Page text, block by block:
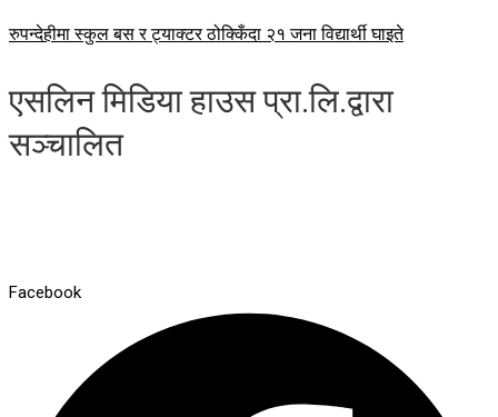
रुपन्देहीमा स्कुल बस र ट्याक्टर ठोक्किँदा २१ जना विद्यार्थी घाइते
एसलिन मिडिया हाउस प्रा.लि.द्वारा
सञ्चालित
Facebook